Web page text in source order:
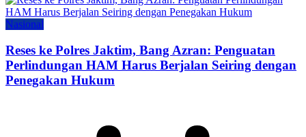
Nasional
Reses ke Polres Jaktim, Bang Azran: Penguatan
Perlindungan HAM Harus Berjalan Seiring dengan
Penegakan Hukum